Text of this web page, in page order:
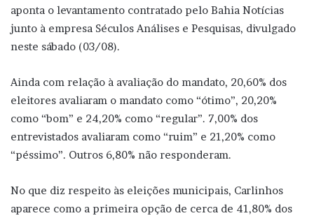
aponta o levantamento contratado pelo Bahia Notícias
junto à empresa Séculos Análises e Pesquisas, divulgado
neste sábado (03/08).
Ainda com relação à avaliação do mandato, 20,60% dos
eleitores avaliaram o mandato como “ótimo”, 20,20%
como “bom” e 24,20% como “regular”. 7,00% dos
entrevistados avaliaram como “ruim” e 21,20% como
“péssimo”. Outros 6,80% não responderam.
No que diz respeito às eleições municipais, Carlinhos
aparece como a primeira opção de cerca de 41,80% dos